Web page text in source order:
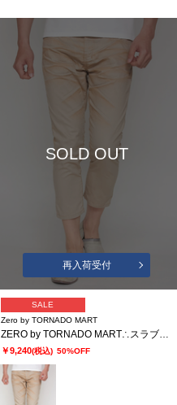
SOLD OUT
再入荷受付
SALE
Zero by TORNADO MART
ZERO by TORNADO MART∴スラブシャンブレークロップドパンツ
￥9,240(税込) 50%OFF